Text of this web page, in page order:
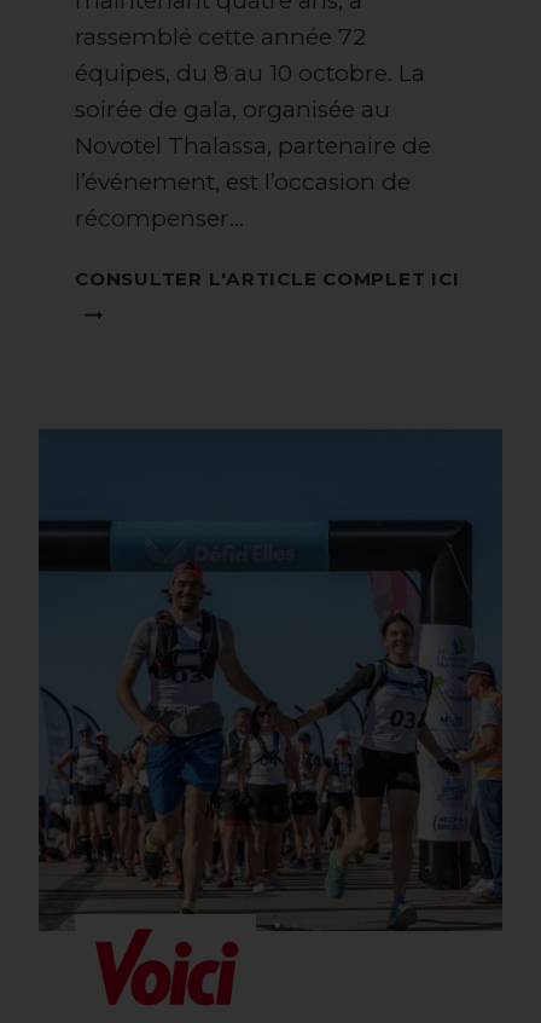
rassemblé cette année 72
équipes, du 8 au 10 octobre. La
soirée de gala, organisée au
Novotel Thalassa, partenaire de
l’événement, est l’occasion de
récompenser...
CONSULTER L'ARTICLE COMPLET ICI